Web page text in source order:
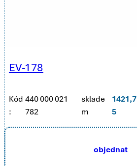
EV-178
Kód
:
440 000 021
782
sklade
m
1421,7
5
objednat